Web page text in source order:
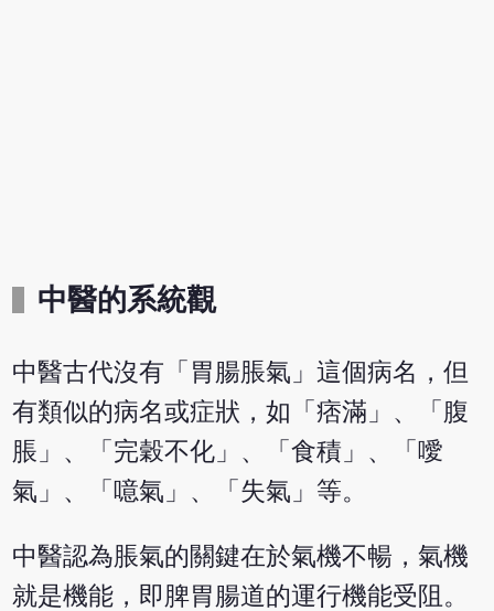
中醫的系統觀
中醫古代沒有「胃腸脹氣」這個病名，但
有類似的病名或症狀，如「痞滿」、「腹
脹」、「完穀不化」、「食積」、「噯
氣」、「噫氣」、「失氣」等。
中醫認為脹氣的關鍵在於氣機不暢，氣機
就是機能，即脾胃腸道的運行機能受阻。